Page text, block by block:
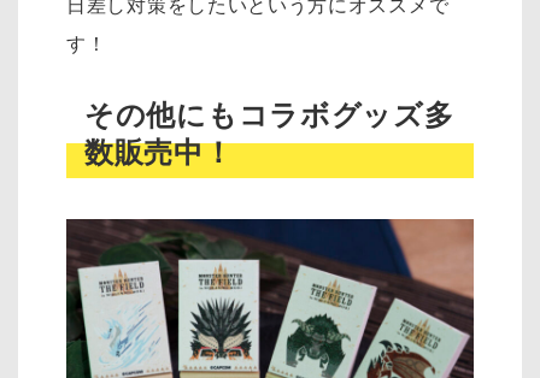
日差し対策をしたいという方にオススメで
す！
その他にもコラボグッズ多
数販売中！